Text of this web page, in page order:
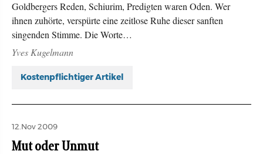
Goldbergers Reden, Schiurim, Predigten waren Oden. Wer
ihnen zuhörte, verspürte eine zeitlose Ruhe dieser sanften
singenden Stimme. Die Worte…
Yves Kugelmann
Kostenpflichtiger Artikel
12.Nov 2009
Mut oder Unmut